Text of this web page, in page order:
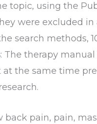
topic, using the
were excluded
search methods,
: The therapy
the same time
back pain, pain,